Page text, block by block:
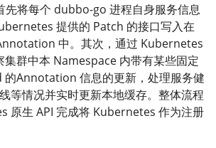
将每个 dubbo-go 进程自身服务信息
提供的 Patch 的接口写入在
中。其次，通过 Kubernetes
集群中本 Namespace 内带有某些固定
的Annotation 信息的更新，处理服务健
等情况并实时更新本地缓存。整体流程
原生 API 完成将 Kubernetes 作为注册